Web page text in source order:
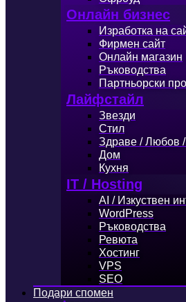
Онлайн бизнес
Изработка на
Фирмен сайт
Онлайн магазин
Ръководства
Партньорски
Лайфстайл
Звезди
Стил
Здраве / Любов
Дом
Кухня
IT / Hosting
AI / Изкуствен
WordPress
Ръководства
Ревюта
Хостинг
VPS
SEO
Подари спомен